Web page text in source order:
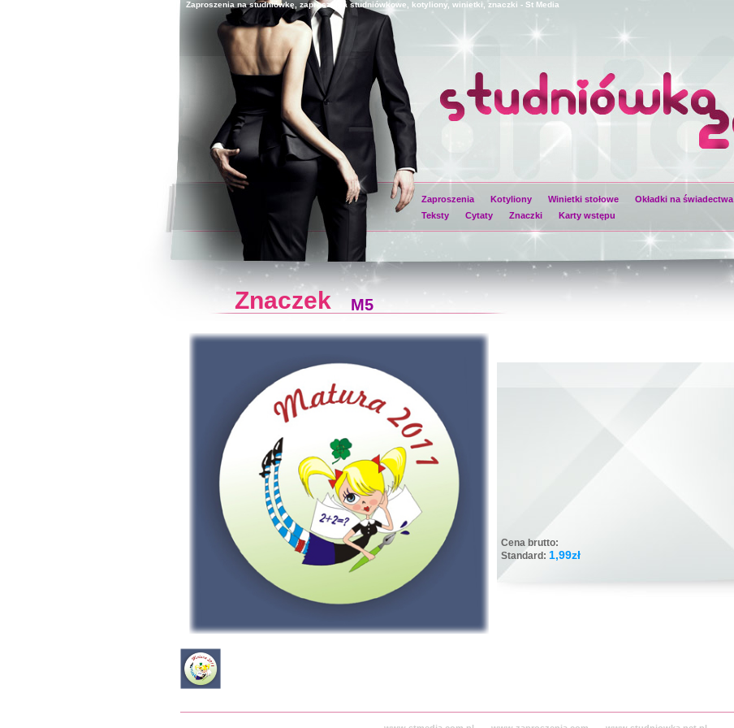
Zaproszenia na studniówkę, zaproszenia studniówkowe, kotyliony, winietki, znaczki - St Media
Zaproszenia Kotyliony Winietki stołowe Okładki na świadectwa
Teksty
Cytaty Znaczki Karty wstępu
ZnaczekM5
Cena brutto:
Standard: 1,99zł